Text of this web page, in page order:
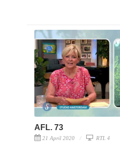
AFL. 73
21 April 2020 RTL 4